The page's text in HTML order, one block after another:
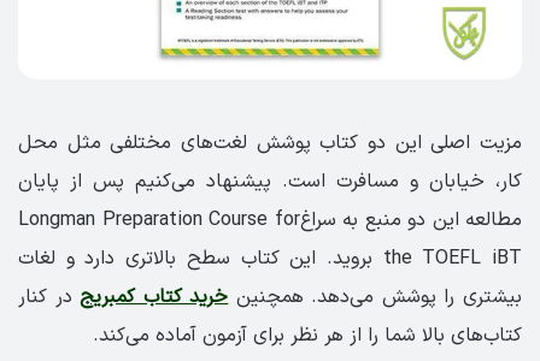
مزیت اصلی این دو کتاب پوشش لغت‌های مختلفی مثل محل
کار، خیابان و مسافرت است. پیشنهاد می‌کنیم پس از پایان
مطالعه این دو منبع به سراغLongman Preparation Course for
the TOEFL iBT بروید. این کتاب سطح بالاتری دارد و لغات
بیشتری را پوشش می‌دهد. همچنینخرید کتاب کمبریجدر کنار
کتاب‌های بالا شما را از هر نظر برای آزمون آماده می‌کند.